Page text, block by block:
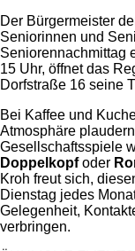
Der Bürgermeister
Seniorinnen und
Seniorennachmittag
15 Uhr, öffnet das
Dorfstraße 16 seine
Bei Kaffee und
Atmosphäre
Gesellschaftsspiele
Doppelkopfoder
Kroh freut sich,
Dienstag jedes
Gelegenheit,
verbringen.